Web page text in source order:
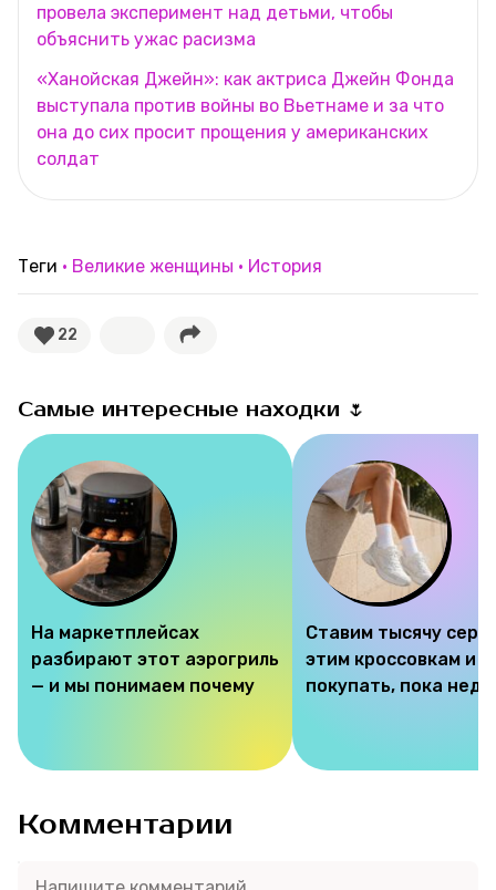
провела эксперимент над детьми, чтобы
объяснить ужас расизма
«Ханойская Джейн»: как актриса Джейн Фонда
выступала против войны во Вьетнаме и за что
она до сих просит прощения у американских
солдат
Теги Великие женщины История
22
Самые интересные находки 🌷
На маркетплейсах
разбирают этот аэрогриль
— и мы понимаем почему
Ставим тысячу
этим кроссовкам и
покупать, пока
Комментарии